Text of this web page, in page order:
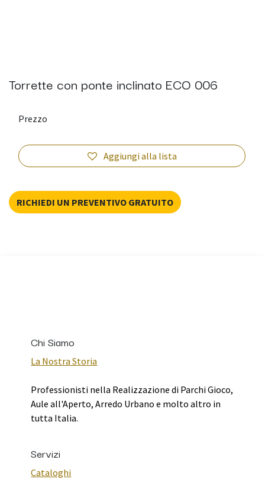
Torrette con ponte inclinato ECO 006
Aggiungi alla lista
Prezzo
RICHIEDI UN PREVENTIVO GRATUITO
Chi Siamo
La Nostra Storia
Professionisti nella Realizzazione di Parchi Gioco,
Aule all'Aperto, Arredo Urbano e molto altro in
tutta Italia.
Servizi
Cataloghi